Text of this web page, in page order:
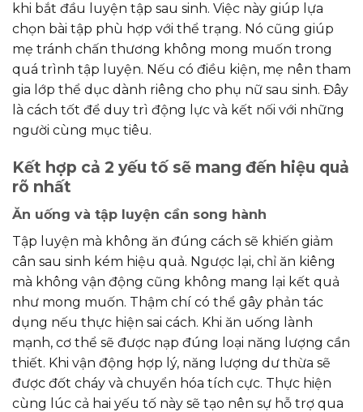
khi bắt đầu luyện tập sau sinh. Việc này giúp lựa
chọn bài tập phù hợp với thể trạng. Nó cũng giúp
mẹ tránh chấn thương không mong muốn trong
quá trình tập luyện. Nếu có điều kiện, mẹ nên tham
gia lớp thể dục dành riêng cho phụ nữ sau sinh. Đây
là cách tốt để duy trì động lực và kết nối với những
người cùng mục tiêu.
Kết hợp cả 2 yếu tố sẽ mang đến hiệu quả
rõ nhất
Ăn uống và tập luyện cần song hành
Tập luyện mà không ăn đúng cách sẽ khiến giảm
cân sau sinh kém hiệu quả. Ngược lại, chỉ ăn kiêng
mà không vận động cũng không mang lại kết quả
như mong muốn. Thậm chí có thể gây phản tác
dụng nếu thực hiện sai cách. Khi ăn uống lành
mạnh, cơ thể sẽ được nạp đúng loại năng lượng cần
thiết. Khi vận động hợp lý, năng lượng dư thừa sẽ
được đốt cháy và chuyển hóa tích cực. Thực hiện
cùng lúc cả hai yếu tố này sẽ tạo nên sự hỗ trợ qua